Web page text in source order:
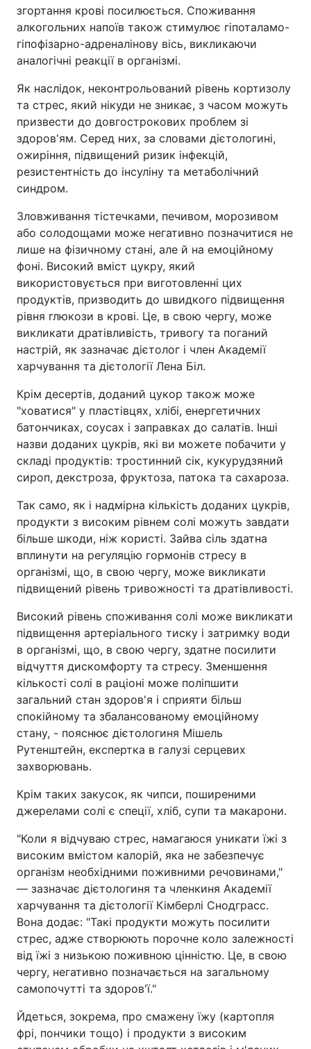
згортання крові посилюється. Споживання
алкогольних напоїв також стимулює гіпоталамо-
гіпофізарно-адреналінову вісь, викликаючи
аналогічні реакції в організмі.
Як наслідок, неконтрольований рівень кортизолу
та стрес, який нікуди не зникає, з часом можуть
призвести до довгострокових проблем зі
здоров'ям. Серед них, за словами дієтологині,
ожиріння, підвищений ризик інфекцій,
резистентність до інсуліну та метаболічний
синдром.
Зловживання тістечками, печивом, морозивом
або солодощами може негативно позначитися не
лише на фізичному стані, але й на емоційному
фоні. Високий вміст цукру, який
використовується при виготовленні цих
продуктів, призводить до швидкого підвищення
рівня глюкози в крові. Це, в свою чергу, може
викликати дратівливість, тривогу та поганий
настрій, як зазначає дієтолог і член Академії
харчування та дієтології Лена Біл.
Крім десертів, доданий цукор також може
"ховатися" у пластівцях, хлібі, енергетичних
батончиках, соусах і заправках до салатів. Інші
назви доданих цукрів, які ви можете побачити у
складі продуктів: тростинний сік, кукурудзяний
сироп, декстроза, фруктоза, патока та сахароза.
Так само, як і надмірна кількість доданих цукрів,
продукти з високим рівнем солі можуть завдати
більше шкоди, ніж користі. Зайва сіль здатна
вплинути на регуляцію гормонів стресу в
організмі, що, в свою чергу, може викликати
підвищений рівень тривожності та дратівливості.
Високий рівень споживання солі може викликати
підвищення артеріального тиску і затримку води
в організмі, що, в свою чергу, здатне посилити
відчуття дискомфорту та стресу. Зменшення
кількості солі в раціоні може поліпшити
загальний стан здоров'я і сприяти більш
спокійному та збалансованому емоційному
стану, - пояснює дієтологиня Мішель
Рутенштейн, експертка в галузі серцевих
захворювань.
Крім таких закусок, як чипси, поширеними
джерелами солі є спеції, хліб, супи та макарони.
"Коли я відчуваю стрес, намагаюся уникати їжі з
високим вмістом калорій, яка не забезпечує
організм необхідними поживними речовинами,"
— зазначає дієтологиня та членкиня Академії
харчування та дієтології Кімберлі Снодграсс.
Вона додає: "Такі продукти можуть посилити
стрес, адже створюють порочне коло залежності
від їжі з низькою поживною цінністю. Це, в свою
чергу, негативно позначається на загальному
самопочутті та здоров'ї."
Йдеться, зокрема, про смажену їжу (картопля
фрі, пончики тощо) і продукти з високим